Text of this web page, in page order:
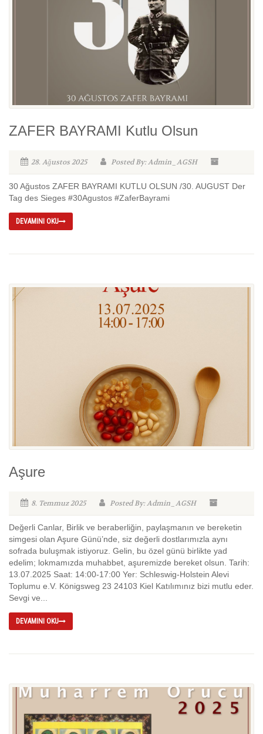
ZAFER BAYRAMI Kutlu Olsun
28. Ağustos 2025 Posted By: Admin_AGSH
30 Ağustos ZAFER BAYRAMI KUTLU OLSUN /30. AUGUST Der
Tag des Sieges #30Agustos #ZaferBayrami
DEVAMINI OKU
Aşure
8. Temmuz 2025 Posted By: Admin_AGSH
Değerli Canlar, Birlik ve beraberliğin, paylaşmanın ve bereketin
simgesi olan Aşure Günü’nde, siz değerli dostlarımızla aynı
sofrada buluşmak istiyoruz. Gelin, bu özel günü birlikte yad
edelim; lokmamızda muhabbet, aşuremizde bereket olsun. Tarih:
13.07.2025 Saat: 14:00-17:00 Yer: Schleswig-Holstein Alevi
Toplumu e.V. Königsweg 23 24103 Kiel Katılımınız bizi mutlu eder.
Sevgi ve...
DEVAMINI OKU